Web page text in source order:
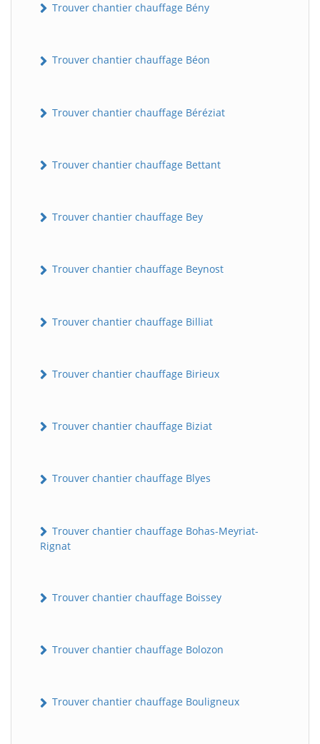
Trouver chantier chauffage Bény
Trouver chantier chauffage Béon
Trouver chantier chauffage Béréziat
Trouver chantier chauffage Bettant
Trouver chantier chauffage Bey
Trouver chantier chauffage Beynost
Trouver chantier chauffage Billiat
Trouver chantier chauffage Birieux
Trouver chantier chauffage Biziat
Trouver chantier chauffage Blyes
Trouver chantier chauffage Bohas-Meyriat-
Rignat
Trouver chantier chauffage Boissey
Trouver chantier chauffage Bolozon
Trouver chantier chauffage Bouligneux